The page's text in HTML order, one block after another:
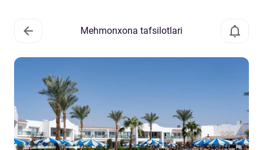
Mehmonxona tafsilotlari